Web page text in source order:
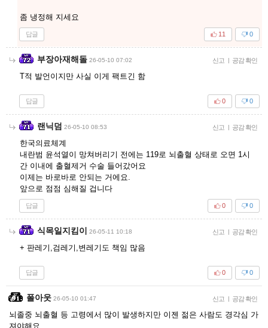
좀 냉정해 지세요
답글 0
11
부장아재해돌 26-05-10 07:02 신고 | 공감 확인
T적 발언이지만 사실 이게 팩트긴 함
답글 0
0
랜닉덤 26-05-10 08:53 신고 | 공감 확인
한국의료체계
내란범 윤석열이 망쳐버리기 전에는 119로 뇌출혈 상태로 오면 1시
간 이내에 출혈제거 수술 들어갔어요
이제는 바로바로 안되는 거에요.
앞으로 점점 심해질 겁니다
답글 0
0
식목일지킴이 26-05-11 10:18 신고 | 공감 확인
+ 판레기,검레기,변레기도 책임 많음
답글 0
0
폴아웃 26-05-10 01:47 신고 | 공감 확인
뇌졸중 뇌출혈 등 고령에서 많이 발생하지만 이젠 젊은 사람도 경각심 가
져야해요